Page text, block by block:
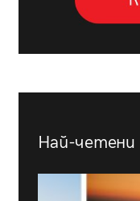
Най-четени